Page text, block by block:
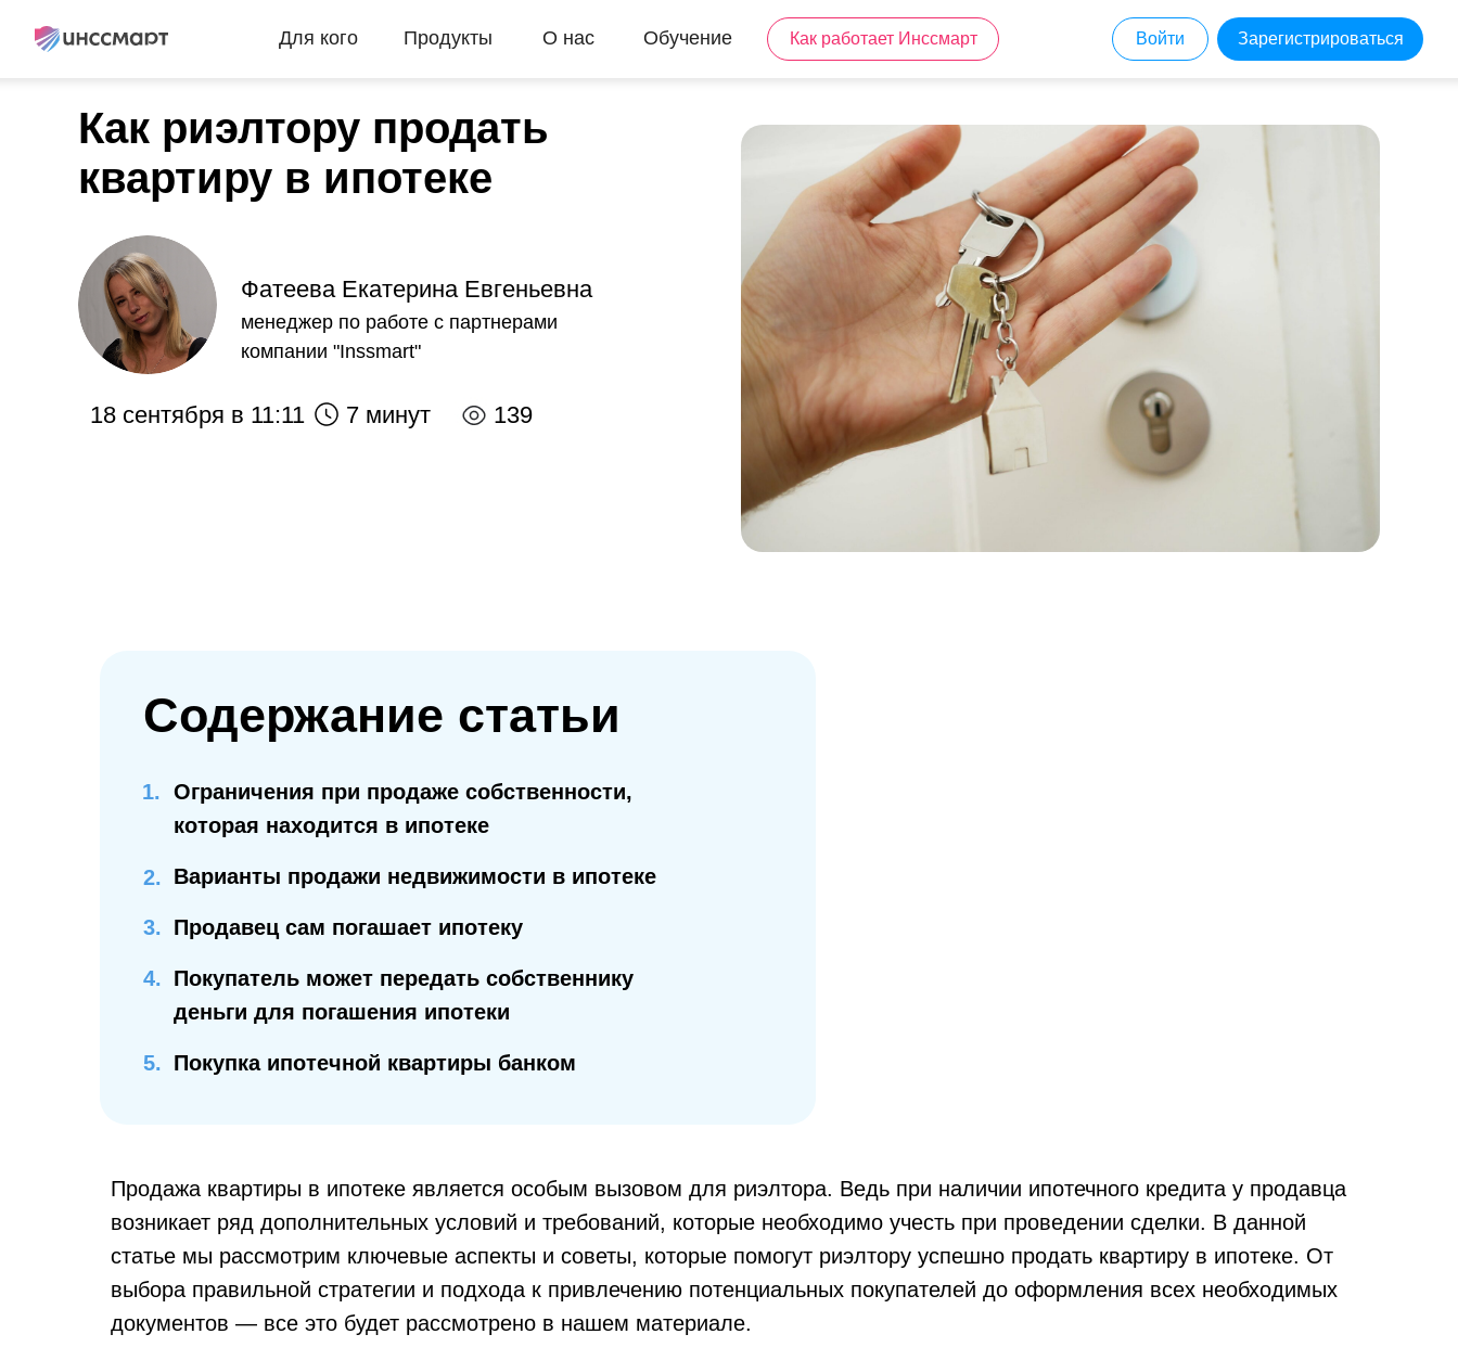
Зарегистрироваться
Как работает Инссмарт Войти
Для кого Продукты О нас Обучение
Как риэлтору продать
квартиру в ипотеке
139
7 минут
Фатеева Екатерина Евгеньевна
менеджер по работе с партнерами
компании "Inssmart"
18 сентября в 11:11
Содержание статьи
2. Варианты продажи недвижимости в ипотеке
3. Продавец сам погашает ипотеку
4. Покупатель может передать собственнику
деньги для погашения ипотеки
Ограничения при продаже собственности,
которая находится в ипотеке
5. Покупка ипотечной квартиры банком
Продажа квартиры в ипотеке является особым вызовом для риэлтора. Ведь при наличии ипотечного кредита у продавца
возникает ряд дополнительных условий и требований, которые необходимо учесть при проведении сделки. В данной
статье мы рассмотрим ключевые аспекты и советы, которые помогут риэлтору успешно продать квартиру в ипотеке. От
выбора правильной стратегии и подхода к привлечению потенциальных покупателей до оформления всех необходимых
документов — все это будет рассмотрено в нашем материале.